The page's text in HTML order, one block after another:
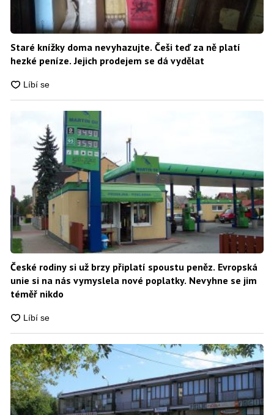
Staré knížky doma nevyhazujte. Češi teď za ně platí
hezké peníze. Jejich prodejem se dá vydělat
České rodiny si už brzy připlatí spoustu peněz. Evropská
unie si na nás vymyslela nové poplatky. Nevyhne se jim
téměř nikdo